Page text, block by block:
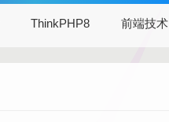
ThinkPHP8 前端技术